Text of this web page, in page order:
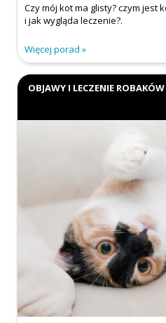
Czy mój kot ma glisty? czym jest
i jak wygląda leczenie?.
Więcej porad
OBJAWY I LECZENIE